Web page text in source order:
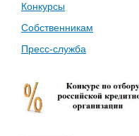
Конкурсы
Собственникам
Пресс-служба